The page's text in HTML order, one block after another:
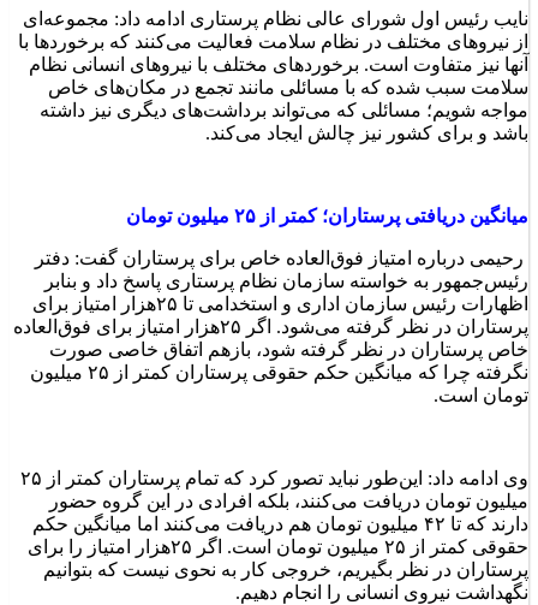
نایب رئیس اول شورای عالی نظام پرستاری ادامه داد: مجموعه‌ای
از نیروهای مختلف در نظام سلامت فعالیت می‌کنند که برخوردها با
آنها نیز متفاوت است. برخوردهای مختلف با نیروهای انسانی نظام‌
سلامت سبب شده که با مسائلی مانند تجمع در مکان‌های خاص
مواجه شویم؛ مسائلی که می‌تواند برداشت‌های دیگری نیز داشته
باشد و برای کشور نیز چالش ایجاد می‌کند.
میانگین دریافتی پرستاران؛ کمتر از ۲۵ میلیون تومان
رحیمی درباره امتیاز فوق‌العاده خاص برای پرستاران گفت: دفتر
رئیس‌جمهور به خواسته سازمان نظام پرستاری پاسخ داد و بنابر
اظهارات رئیس سازمان اداری و استخدامی تا ۲۵هزار امتیاز برای
پرستاران در نظر گرفته می‌شود. اگر ۲۵هزار امتیاز برای فوق‌العاده
خاص پرستاران در نظر گرفته شود، بازهم اتفاق خاصی صورت
نگرفته چرا که میانگین حکم حقوقی پرستاران کمتر از ۲۵ میلیون
تومان است.
وی ادامه داد: این‌طور نباید تصور کرد که تمام پرستاران کمتر از ۲۵
میلیون تومان دریافت می‌کنند، بلکه افرادی در این گروه حضور
دارند که تا ۴۲ میلیون تومان هم دریافت می‌کنند اما میانگین حکم
حقوقی کمتر از ۲۵ میلیون تومان است. اگر ۲۵هزار امتیاز را برای
پرستاران در نظر بگیریم، خروجی کار به نحوی نیست که بتوانیم
نگهداشت نیروی انسانی را انجام دهیم.